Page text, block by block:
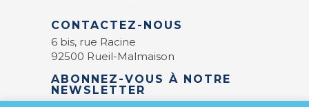
CONTACTEZ-NOUS
6 bis, rue Racine
92500 Rueil-Malmaison
ABONNEZ-VOUS À NOTRE
NEWSLETTER